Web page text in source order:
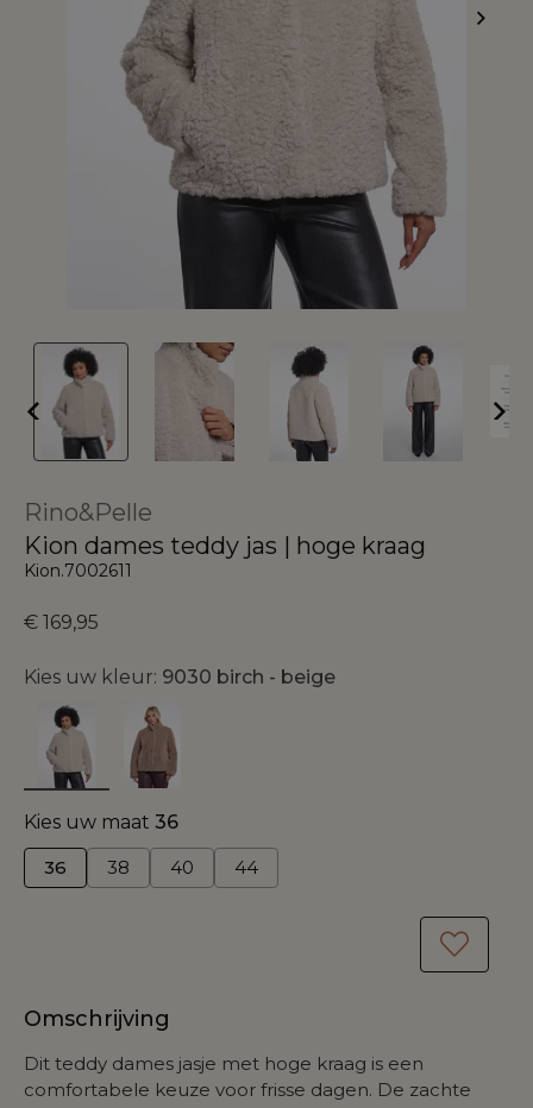
Rino&Pelle
Kion dames teddy jas | hoge kraag
Kion.7002611
€ 169,95
Kies uw kleur: 9030 birch - beige
Kies uw maat 36
36
38 40 44
Omschrijving
Dit teddy dames jasje met hoge kraag is een
comfortabele keuze voor frisse dagen. De zachte